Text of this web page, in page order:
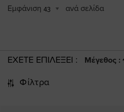
Εμφάνιση 43 ανά σελίδα
ΕΧΕΤΕ ΕΠΙΛΕΞΕΙ Μέγεθος :
Φίλτρα